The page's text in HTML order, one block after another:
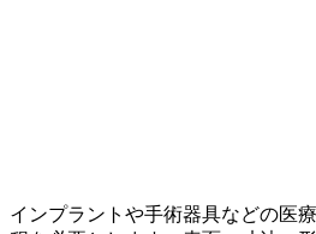
インプラントや手術器具などの医